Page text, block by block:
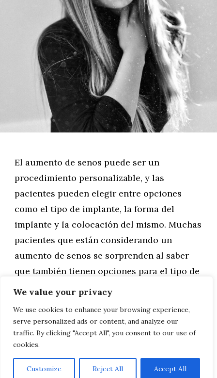
We value your privacy
We use cookies to enhance your browsing experience,
serve personalized ads or content, and analyze our
traffic. By clicking "Accept All", you consent to our use of
cookies.
Customize Reject All Accept All
El aumento de senos puede ser un
procedimiento personalizable, y las
pacientes pueden elegir entre opciones
como el tipo de implante, la forma del
implante y la colocación del mismo. Muchas
pacientes que están considerando un
aumento de senos se sorprenden al saber
que también tienen opciones para el tipo de
incisión. Las opciones de …
Leer más
AVISO LEGAL, POLITICA DE PRIVACIDAD, COOKIES